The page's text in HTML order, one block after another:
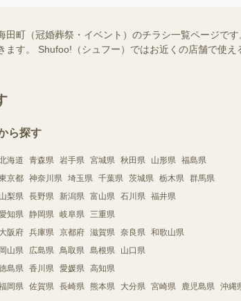
田町（冠婚葬祭・イベント）のチラシ一覧ページで
ます。 Shufoo!（シュフー）ではお近くの店舗で使
ら探す
海道 青森県 岩手県 宮城県 秋田県 山形県 福島県
京都 神奈川県 埼玉県 千葉県 茨城県 栃木県 群馬県
山梨県 長野県 新潟県 富山県 石川県 福井県
知県 静岡県 岐阜県 三重県
大阪府 兵庫県 京都府 滋賀県 奈良県 和歌山県
岡山県 広島県 鳥取県 島根県 山口県
島県 香川県 愛媛県 高知県
岡県 佐賀県 長崎県 熊本県 大分県 宮崎県 鹿児島県 沖縄